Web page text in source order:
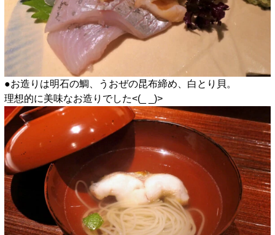
●お造りは明石の鯛、うおぜの昆布締め、白とり貝。
理想的に美味なお造りでした<(_ _)>